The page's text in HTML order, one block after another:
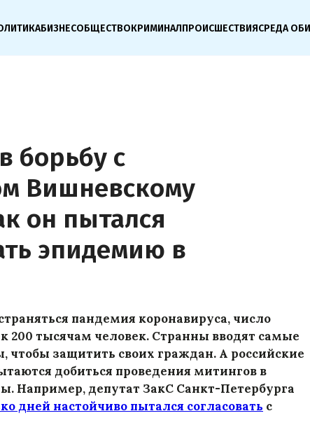
БИЗНЕСОБЩЕСТВОКРИМИНАЛПРОИСШЕСТВИЯСРЕДА
борьбу с
Вишневскому
он пытался
эпидемию в
пандемия коронавируса, число
200 тысячам человек. Странны вводят самые
чтобы защитить своих граждан. А российские
добиться проведения митингов в
Например, депутат ЗакС Санкт-Петербурга
дней настойчиво пытался согласовать с